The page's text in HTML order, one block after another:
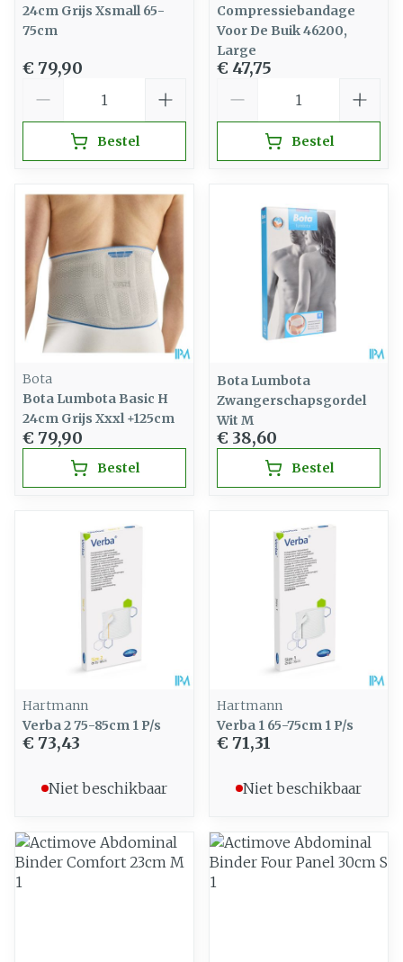
24cm Grijs Xsmall 65-
75cm
€ 79,90
Bestel
Compressiebandage
Voor De Buik 46200,
Large
€ 47,75
Bestel
Bota
Bota Lumbota Basic H
24cm Grijs Xxxl +125cm
€ 79,90
Bestel
Bota Lumbota
Zwangerschapsgordel
Wit M
€ 38,60
Bestel
Hartmann
Verba 2 75-85cm 1 P/s
€ 73,43
Niet beschikbaar
Hartmann
Verba 1 65-75cm 1 P/s
€ 71,31
Niet beschikbaar